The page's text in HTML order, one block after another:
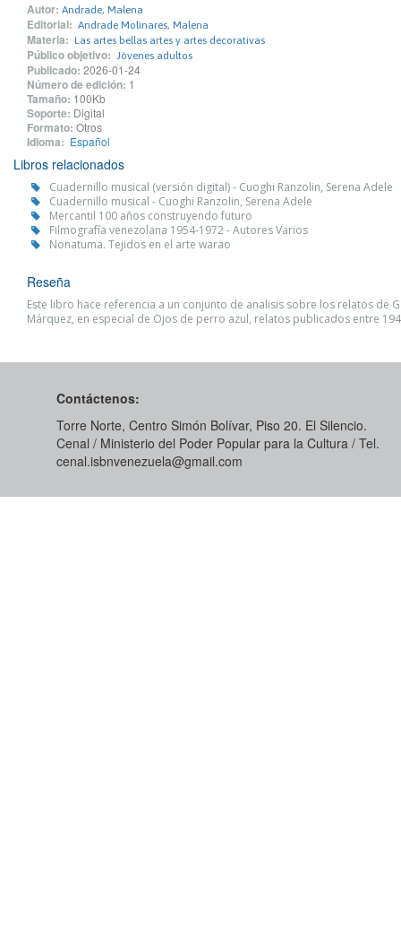
Autor: Andrade, Malena
Editorial: Andrade Molinares, Malena
Materia: Las artes bellas artes y artes decorativas
Público objetivo: Jóvenes adultos
Publicado: 2026-01-24
Número de edición: 1
Tamaño: 100Kb
Soporte: Digital
Formato: Otros
Idioma: Español
Libros relacionados
Cuadernillo musical (versión digital) - Cuoghi Ranzolin, Serena Adele
Cuadernillo musical - Cuoghi Ranzolin, Serena Adele
Mercantil 100 años construyendo futuro
Filmografía venezolana 1954-1972 - Autores Varios
Nonatuma. Tejidos en el arte warao
Reseña
Este libro hace referencia a un conjunto de analisis sobre los relatos de
Márquez, en especial de Ojos de perro azul, relatos publicados entre
Contáctenos:
Torre Norte, Centro Simón Bolívar, Piso 20. El Silencio.
Cenal / Ministerio del Poder Popular para la Cultura / Tel.
cenal.isbnvenezuela@gmail.com